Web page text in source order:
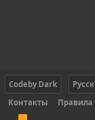
Codeby Dark
Контакты
Правила